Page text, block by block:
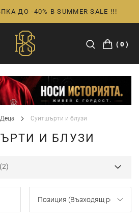
ДО -40% В SUMMER SALE !!!
0
Деца Суитшърти и блузи
И БЛУЗИ